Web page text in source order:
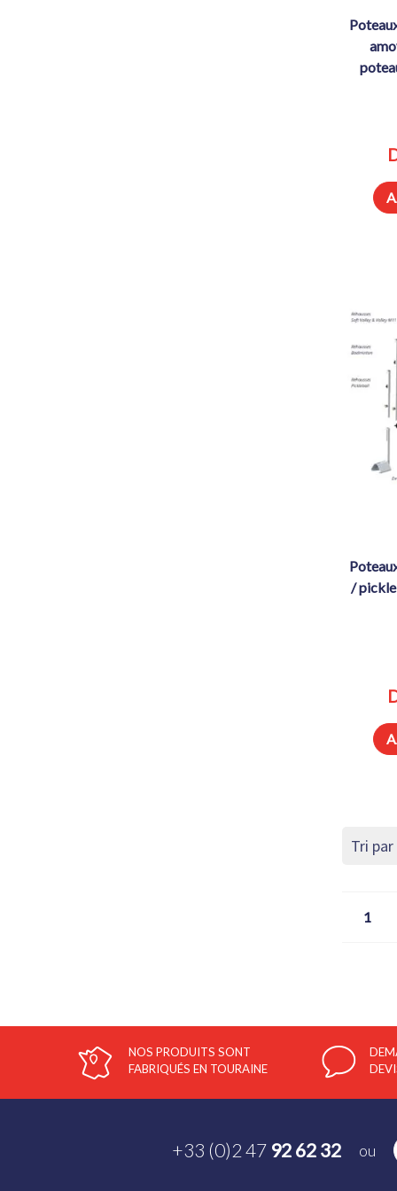
poteaux de soft volley & volley m11
poteaux de soft volley & volley m11
/
1
NOS PRODUITS SONT
FABRIQUÉS EN TOURAINE
+33 (0)2 47 92 62 32 ou